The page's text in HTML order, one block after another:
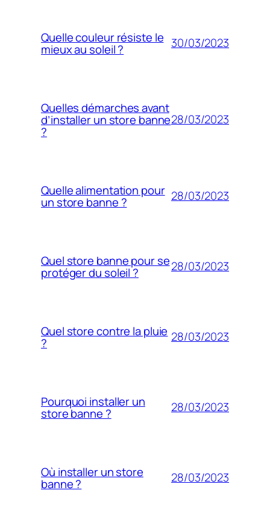
Quelle couleur résiste le
mieux au soleil ? 30/03/2023
Quelles démarches avant
d’installer un store banne
?
28/03/2023
Quelle alimentation pour
un store banne ? 28/03/2023
Quel store banne pour se
protéger du soleil ? 28/03/2023
Quel store contre la pluie
? 28/03/2023
Pourquoi installer un
store banne ? 28/03/2023
Où installer un store
banne ? 28/03/2023